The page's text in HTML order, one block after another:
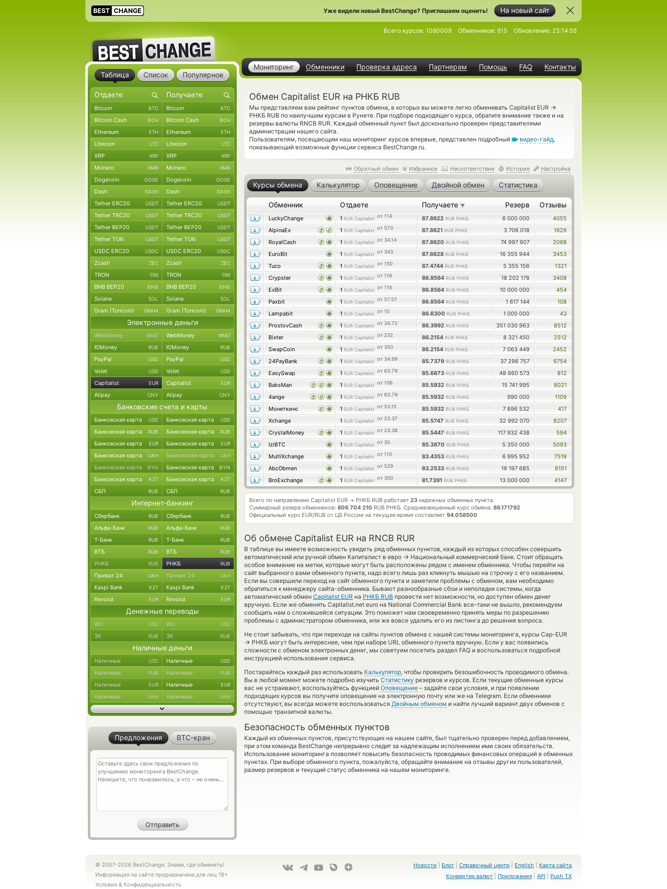
На новый сайт
Уже видели новый BestChange? Приглашаем оценить!
Мониторинг Обменники Проверка адреса Партнерам Помощь FAQ Контакты
Всего курсов: 1060009 Обменников: 615 Обновление: 23:14:55
Обмен Capitalist EUR на РНКБ RUB
Мы представляем вам рейтинг пунктов обмена, в которых вы можете легко обменивать Capitalist EUR →
РНКБ RUB по наилучшим курсам в Рунете. При подборе подходящего курса, обратите внимание также и на
резервы валюты RNCB RUR. Каждый обменный пункт был досконально проверен представителями
администрации нашего сайта.
Пользователям, посещающим наш мониторинг курсов впервые, представлен подробный
видео-гайд,
показывающий возможные функции сервиса BestChange.ru.
Обратный обмен Избранное Несоответствие История Настройка
Курсы обмена Калькулятор Оповещение Двойной обмен Статистика
Обменник Отдаете Получаете ▼ Резерв Отзывы
LuckyChange 1 EUR Capitalist от 114 87.8622 RUB РНКБ 6 000 000
4055
AlpinaEx
1 EUR Capitalist от 570 87.8621 RUB РНКБ 3 706 018
1929
RoyalCash
1 EUR Capitalist от 34.14 87.8620 RUB РНКБ 74 997 907
2068
EuroBit
1 EUR Capitalist от 343 87.6628 RUB РНКБ 16 355 944
3453
Tuco
1 EUR Capitalist от 150 87.4744 RUB РНКБ 5 355 156
1321
Crypster
1 EUR Capitalist от 116 86.8564 RUB РНКБ 18 202 178
3408
ExBit
1 EUR Capitalist от 116 86.8564 RUB РНКБ 10 000 000
454
Paxbit
1 EUR Capitalist от 57.57 86.8564 RUB РНКБ 1 617 144
108
Lampabit
1 EUR Capitalist от 10 86.6300 RUB РНКБ 1 000 000
43
ProstovCash
1 EUR Capitalist от 34.72 86.3992 RUB РНКБ 351 030 963
8512
Bixter
1 EUR Capitalist от 232 86.2154 RUB РНКБ 8 321 450
2512
SwapCoin
1 EUR Capitalist от 350 86.2154 RUB РНКБ 7 063 449
2452
24PayBank
1 EUR Capitalist от 34.99 85.7379 RUB РНКБ 37 296 757
6754
EasySwap
1 EUR Capitalist от 63.79 85.6873 RUB РНКБ 48 660 573
812
BaksMan
1 EUR Capitalist от 106 85.5932 RUB РНКБ 15 741 995
8021
4ange
1 EUR Capitalist от 63.79 85.5932 RUB РНКБ 990 000
1109
Монеткинс
1 EUR Capitalist от 53.15 85.5932 RUB РНКБ 7 896 532
417
Xchange
1 EUR Capitalist от 23.37 85.5747 RUB РНКБ 32 992 070
8207
CrystalMoney
1 EUR Capitalist от 23.38 85.5447 RUB РНКБ 117 932 438
594
IziBTC
1 EUR Capitalist от 30 85.3870 RUB РНКБ 5 350 000
5093
MultiXchange
1 EUR Capitalist от 110 83.4353 RUB РНКБ 6 995 952
7519
AbcObmen
1 EUR Capitalist от 529 83.2533 RUB РНКБ 16 197 685
6151
BroExchange
1 EUR Capitalist от 300 81.7391 RUB РНКБ 13 000 000 4147
Всего по направлению Capitalist EUR → РНКБ RUB работает 23 надежных обменных пункта.
Суммарный резерв обменников: 806 704 210 RUB РНКБ. Средневзвешенный курс обмена: 86.171792
Официальный курс EUR/RUB от ЦБ России на текущее время составляет 94.058500
Об обмене Capitalist EUR на RNCB RUR
В таблице вы имеете возможность увидеть ряд обменных пунктов, каждый из которых способен совершить
автоматический или ручной обмен Капиталист в евро → Национальный коммерческий банк. Стоит обращать
особое внимание на метки, которые могут быть расположены рядом с именем обменника. Чтобы перейти на
сайт выбранного вами обменного пункта, надо всего лишь раз кликнуть мышью на строчку с его названием.
Если вы совершили переход на сайт обменного пункта и заметили проблемы с обменом, вам необходимо
обратиться к менеджеру сайта-обменника. Бывают разнообразные сбои и неполадки системы, когда
автоматический обмен Capitalist EUR на РНКБ RUB провести нет возможности, но доступен обмен денег
вручную. Если же обменять Capitalist.net euro на National Commercial Bank все-таки не вышло, рекомендуем
сообщить нам о сложившейся ситуации. Это поможет нам своевременно принять меры по разрешению
проблемы с администратором обменника, или же вовсе удалить его из листинга до решения вопроса.
Не стоит забывать, что при переходе на сайты пунктов обмена с нашей системы мониторинга, курсы Cap-EUR
→ РНКБ могут быть интереснее, чем при наборе URL обменного пункта вручную. Если у вас появились
сложности с обменом электронных денег, мы советуем посетить раздел FAQ и воспользоваться подробной
инструкцией использования сервиса.
Постарайтесь каждый раз использовать Калькулятор, чтобы проверить безошибочность проводимого обмена.
Вы в любой момент можете подробно изучить Статистику резервов и курсов. Если текущие обменные курсы
вас не устраивают, воспользуйтесь функцией Оповещение – задайте свои условия, и при появлении
подходящих курсов вы получите оповещение на электронную почту или же на Telegram. Если обменники
отсутствуют, вы всегда можете воспользоваться Двойным обменом и найти лучший вариант двух обменов с
помощью транзитной валюты.
Безопасность обменных пунктов
Каждый из обменных пунктов, присутствующих на нашем сайте, был тщательно проверен перед добавлением,
при этом команда BestChange непрерывно следит за надлежащим исполнением ими своих обязательств.
Использование мониторинга позволяет повысить безопасность проводимых финансовых операций в обменных
пунктах. При выборе обменного пункта, пожалуйста, обращайте внимание на отзывы других пользователей,
размер резервов и текущий статус обменника на нашем мониторинге.
Таблица Список Популярное
Bitcoin BTC Bitcoin BTC
Bitcoin Cash BCH Bitcoin Cash BCH
Ethereum ETH Ethereum ETH
Litecoin LTC Litecoin LTC
XRP XRP XRP XRP
Monero XMR Monero XMR
Dogecoin DOGE Dogecoin DOGE
Dash DASH Dash DASH
Tether ERC20 USDT Tether ERC20 USDT
Tether TRC20 USDT Tether TRC20 USDT
Tether BEP20 USDT Tether BEP20 USDT
Tether TON USDT Tether TON USDT
USDC ERC20 USDC USDC ERC20 USDC
Zcash ZEC Zcash ZEC
TRON TRX TRON TRX
BNB BEP20 BNB BNB BEP20 BNB
Solana SOL Solana SOL
Gram (Toncoin) GRAM Gram (Toncoin) GRAM
Электронные деньги
WebMoney WMZ WebMoney WMZ
ЮMoney RUB ЮMoney RUB
PayPal USD PayPal USD
Volet USD Volet USD
Capitalist EUR Capitalist EUR
Alipay CNY Alipay CNY
Банковские счета и карты
Банковская карта USD Банковская карта USD
Банковская карта RUB Банковская карта RUB
Банковская карта EUR Банковская карта EUR
Банковская карта UAH Банковская карта UAH
Банковская карта BYN Банковская карта BYN
Банковская карта KZT Банковская карта KZT
СБП RUB СБП RUB
Интернет-банкинг
Сбербанк RUB Сбербанк RUB
Альфа-Банк RUB Альфа-Банк RUB
Т-Банк RUB Т-Банк RUB
ВТБ RUB ВТБ RUB
РНКБ RUB РНКБ RUB
Приват 24 UAH Приват 24 UAH
Kaspi Bank KZT Kaspi Bank KZT
Revolut EUR Revolut EUR
Денежные переводы
WU USD WU USD
ЗК RUB ЗК RUB
Наличные деньги
Наличные USD Наличные USD
Наличные RUB Наличные RUB
Наличные EUR Наличные EUR
Наличные UAH Наличные UAH
Предложения BTC-кран
© 2007-2026 BestChange. Знаем, где обменять!
Информация на сайте предназначена для лиц 18+
Условия & Конфиденциальность
Новости Блог Справочный центр English
Карта сайта
Конвертер валют
Приложения API Push TX